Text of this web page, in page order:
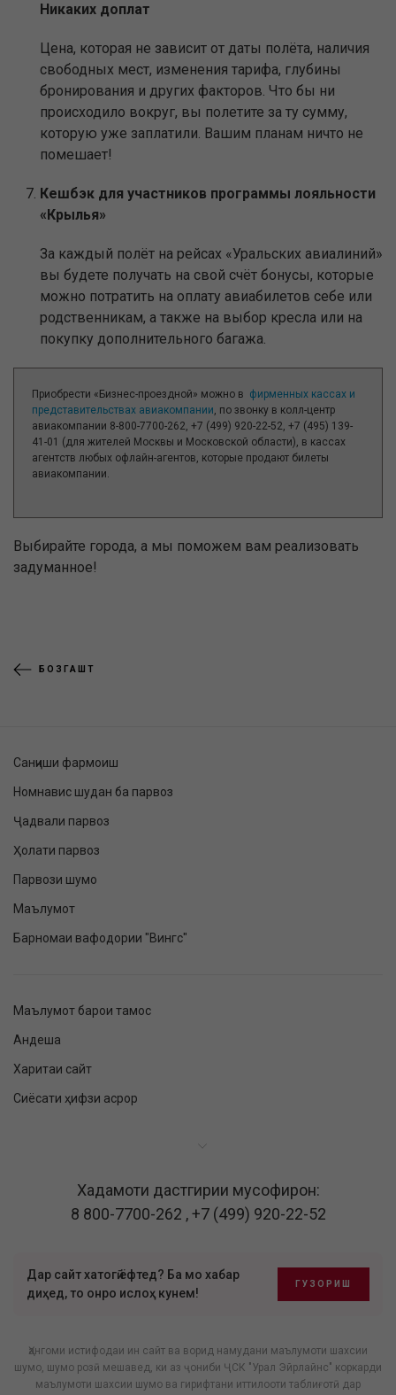
Никаких доплат
Цена, которая не зависит от даты полёта, наличия
свободных мест, изменения тарифа, глубины
бронирования и других факторов. Что бы ни
происходило вокруг, вы полетите за ту сумму,
которую уже заплатили. Вашим планам ничто не
помешает!
Кешбэк для участников программы лояльности
«Крылья»
За каждый полёт на рейсах «Уральских авиалиний»
вы будете получать на свой счёт бонусы, которые
можно потратить на оплату авиабилетов себе или
родственникам, а также на выбор кресла или на
покупку дополнительного багажа.
Приобрести «Бизнес-проездной» можно в фирменных кассах и
представительствах авиакомпании, по звонку в колл-центр
авиакомпании 8-800-7700-262, +7 (499) 920-22-52, +7 (495) 139-
41-01 (для жителей Москвы и Московской области), в кассах
агентств любых офлайн-агентов, которые продают билеты
авиакомпании.
Выбирайте города, а мы поможем вам реализовать
задуманное!
БОЗГАШТ
Санҷиши фармоиш
Номнавис шудан ба парвоз
Ҷадвали парвоз
Ҳолати парвоз
Парвози шумо
Маълумот
Барномаи вафодории "Вингс"
Маълумот барои тамос
Андеша
Харитаи сайт
Сиёсати ҳифзи асрор
Хадамоти дастгирии мусофирон:
8 800-7700-262 ,+7 (499) 920-22-52
Дар сайт хатогӣ ёфтед? Ба мо хабар
диҳед, то онро ислоҳ кунем!
ГУЗОРИШ
Ҳангоми истифодаи ин сайт ва ворид намудани маълумоти шахсии
шумо, шумо розӣ мешавед, ки аз ҷониби ҶСК "Урал Эйрлайнс" коркарди
маълумоти шахсии шумо ва гирифтани иттилооти таблиғотӣ дар